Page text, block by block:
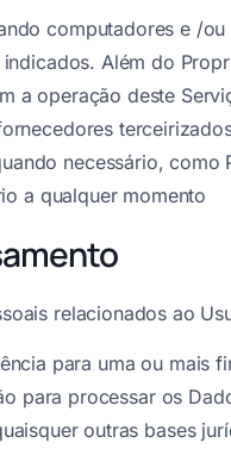
computadores e /
Além do
a operação deste
necessário,
a qualquer momento
relacionados ao
para uma ou
para processar os
outras bases